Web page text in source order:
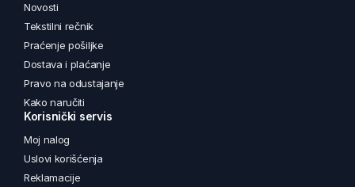
Novosti
Tekstilni rečnik
Praćenje pošiljke
Dostava i plaćanje
Pravo na odustajanje
Kako naručiti
Korisnički servis
Moj nalog
Uslovi korišćenja
Reklamacije